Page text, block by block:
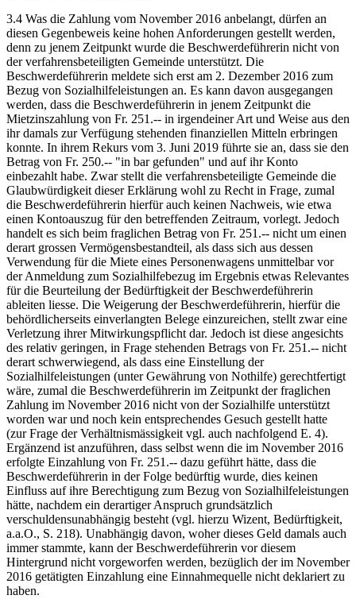
3.4 Was die Zahlung vom November 2016 anbelangt, dürfen an
diesen Gegenbeweis keine hohen Anforderungen gestellt werden,
denn zu jenem Zeitpunkt wurde die Beschwerdeführerin nicht von
der verfahrensbeteiligten Gemeinde unterstützt. Die
Beschwerdeführerin meldete sich erst am 2. Dezember 2016 zum
Bezug von Sozialhilfeleistungen an. Es kann davon ausgegangen
werden, dass die Beschwerde­führerin in jenem Zeitpunkt die
Mietzinszahlung von Fr. 251.-- in irgendeiner Art und Weise aus den
ihr damals zur Verfügung stehenden finanziellen Mitteln erbringen
konnte. In ihrem Rekurs vom 3. Juni 2019 führte sie an, dass sie den
Betrag von Fr. 250.-- "in bar gefunden" und auf ihr Konto
einbezahlt habe. Zwar stellt die ver­fahrensbeteiligte Gemeinde die
Glaubwürdigkeit dieser Erklärung wohl zu Recht in Frage, zumal
die Beschwerdeführerin hierfür auch keinen Nachweis, wie etwa
einen Kontoauszug für den betreffenden Zeitraum, vorlegt. Jedoch
handelt es sich beim fraglichen Betrag von Fr. 251.-- nicht um einen
derart grossen Vermögensbestandteil, als dass sich aus dessen
Verwendung für die Miete eines Personenwagens unmittelbar vor
der Anmeldung zum Sozialhilfebezug im Ergebnis etwas Relevantes
für die Beurteilung der Bedürftigkeit der Beschwerdeführerin
ableiten liesse. Die Weigerung der Beschwerdeführerin, hierfür die
behördlicherseits einverlangten Belege einzureichen, stellt zwar eine
Verletzung ihrer Mitwirkungspflicht dar. Jedoch ist diese angesichts
des relativ geringen, in Frage stehenden Betrags von Fr. 251.-- nicht
derart schwerwiegend, als dass eine Einstellung der
Sozialhilfeleistungen (unter Gewährung von Nothilfe) gerechtfertigt
wäre, zumal die Beschwerdeführerin im Zeitpunkt der fraglichen
Zahlung im November 2016 nicht von der Sozialhilfe unterstützt
worden war und noch kein entsprechendes Gesuch gestellt hatte
(zur Frage der Verhältnismässigkeit vgl. auch nachfolgend E. 4).
Ergänzend ist anzuführen, dass selbst wenn die im November 2016
erfolgte Einzahlung von Fr. 251.-- dazu geführt hätte, dass die
Beschwerdeführerin in der Folge bedürftig wurde, dies keinen
Einfluss auf ihre Berechtigung zum Bezug von Sozialhilfeleistungen
hätte, nachdem ein derartiger Anspruch grundsätzlich
verschuldensunabhängig besteht (vgl. hierzu Wizent, Bedürftigkeit,
a.a.O., S. 218). Unabhängig davon, woher dieses Geld damals auch
immer stammte, kann der Beschwerdeführerin vor diesem
Hintergrund nicht vorgeworfen werden, bezüglich der im November
2016 getätigten Einzahlung eine Einnahmequelle nicht deklariert zu
haben.